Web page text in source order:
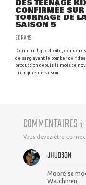
DES TEENAGE
CONFIRMÉE SUR
TOURNAGE DE
SAISON 5
ECRANS
Dernière ligne droite,
de sang avant le tomber de
production depuis le mois de
la cinquième saison ...
COMMENTAIRES (1)
Vous devez être
JHUDSON
Moore se
Watchmen.